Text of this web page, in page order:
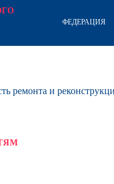
ФЕДЕРАЦИЯ
ремонта и